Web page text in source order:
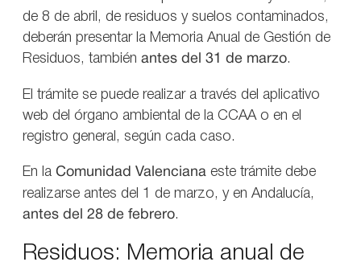
de 8 de abril, de residuos y suelos contaminados,
deberán presentar la Memoria Anual de Gestión de
Residuos, también antes del 31 de marzo.
El trámite se puede realizar a través del aplicativo
web del órgano ambiental de la CCAA o en el
registro general, según cada caso.
En la Comunidad Valenciana este trámite debe
realizarse antes del 1 de marzo, y en Andalucía,
antes del 28 de febrero.
Residuos: Memoria anual de